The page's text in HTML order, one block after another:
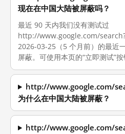
现在在中国大陆被屏蔽吗？
最近 90 天内我们没有测试过
http://www.google.com/
2026-03-25（5 个月前）的最近
屏蔽。可使用本页的“立即测试”按
http://www.google.com/
为什么在中国大陆被屏蔽？
http://www.google.com/